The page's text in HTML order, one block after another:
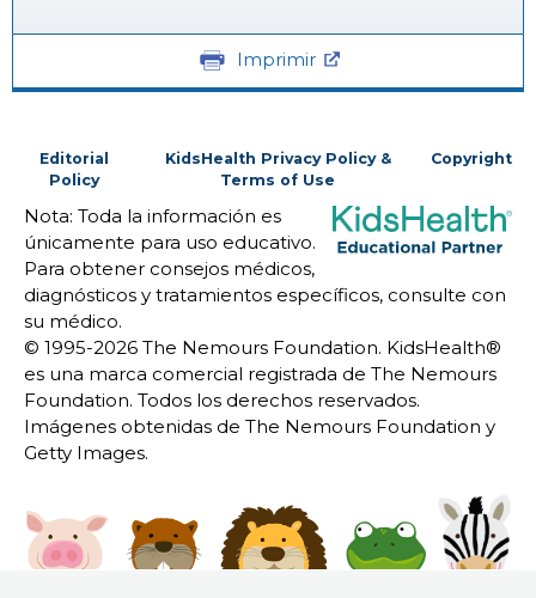
Imprimir
Editorial
Policy
KidsHealth Privacy Policy &
Terms of Use
Copyright
Nota: Toda la información es
únicamente para uso educativo.
Para obtener consejos médicos,
diagnósticos y tratamientos específicos, consulte con
su médico.
© 1995-2026 The Nemours Foundation. KidsHealth®
es una marca comercial registrada de The Nemours
Foundation. Todos los derechos reservados.
Imágenes obtenidas de The Nemours Foundation y
Getty Images.